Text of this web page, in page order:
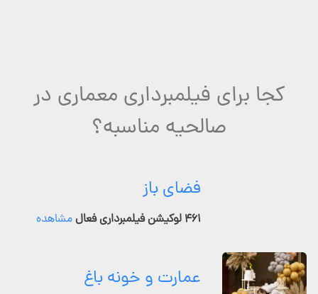
کجا برای فیلمبرداری معماری در
صالحیه مناسبه؟
فضای باز
۴۶۱ لوکیشن فیلمبرداری فعال مشاهده
عمارت و خونه باغ